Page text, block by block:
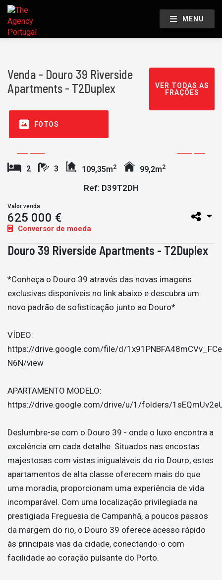
MENU
Venda - Douro 39 Riverside
Apartments - T2Duplex
VER TODAS AS
FRAÇÕES
FOTOS
2 3 109,35m2 99,2m2
Ref: D39T2DH
Valor venda
625 000 €
Conversor de moeda
Douro 39 Riverside Apartments - T2Duplex
*Conheça o Douro 39 através das novas imagens
exclusivas disponíveis no link abaixo e descubra um
novo padrão de sofisticação junto ao Douro*
VÍDEO:
https://drive.google.com/file/d/
N6N/view
APARTAMENTO MODELO:
https://drive.google.com/drive/u/1/folders/
Deslumbre-se com o Douro 39 - onde o luxo encontra a
excelência em cada detalhe. Situados nas encostas
majestosas com vistas inigualáveis do rio Douro, estes
apartamentos de alta classe oferecem mais do que
uma moradia, proporcionam uma experiência de vida
incomparável. Com uma localização privilegiada na
prestigiada Freguesia de Campanhã, a poucos passos
da margem do rio, o Douro 39 oferece acesso rápido
às principais vias da cidade, conectando-o com
facilidade ao coração pulsante do Porto.